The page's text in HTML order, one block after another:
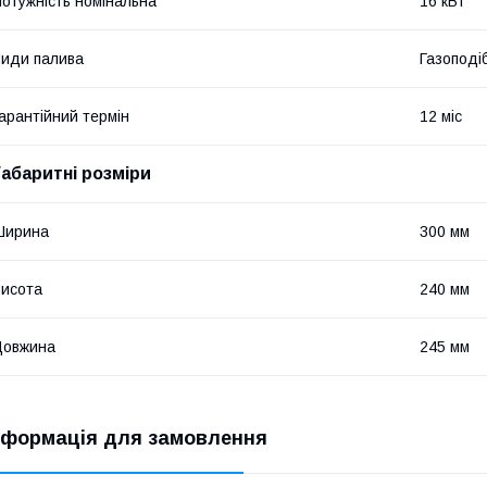
палива
термін 12 міс
розміри
300 мм
240 мм
245 мм
для замовлення